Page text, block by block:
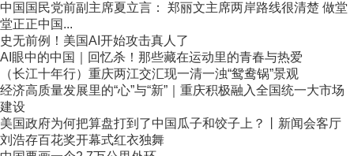
中国国民党前副主席夏立言： 郑丽文主席两岸路线很清楚 做堂
堂正正中国...
史无前例！美国AI开始攻击真人了
AI眼中的中国｜回忆杀！那些藏在运动里的青春与热爱
（长江十年行）重庆两江交汇现一清一浊“鸳鸯锅”景观
经济高质量发展里的“心”与“新”｜重庆积极融入全国统一大市场
建设
美国政府为何把算盘打到了中国瓜子和饺子上？丨新闻会客厅
刘浩存百花奖开幕式红衣独舞